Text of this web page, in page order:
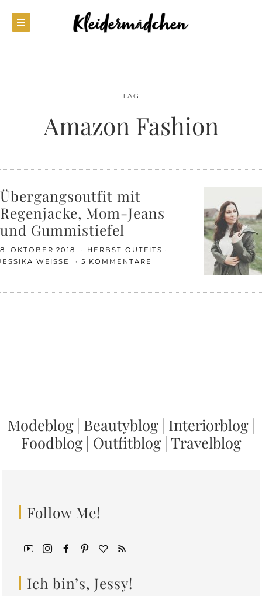
TAG
Amazon Fashion
Übergangsoutfit mit
Regenjacke, Mom-Jeans
und Gummistiefel
8. OKTOBER 2018
HERBST OUTFITS
WEISSE
5 KOMMENTARE
Modeblog| Beautyblog| Interiorblog|
Foodblog| Outfitblog| Travelblog
Follow Me!
Ich bin’s, Jessy!